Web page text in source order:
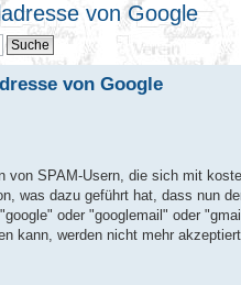
von Google
von Google
von SPAM-Usern, die sich mit
was dazu geführt hat, dass nun
oder "googlemail" oder
kann, werden nicht mehr